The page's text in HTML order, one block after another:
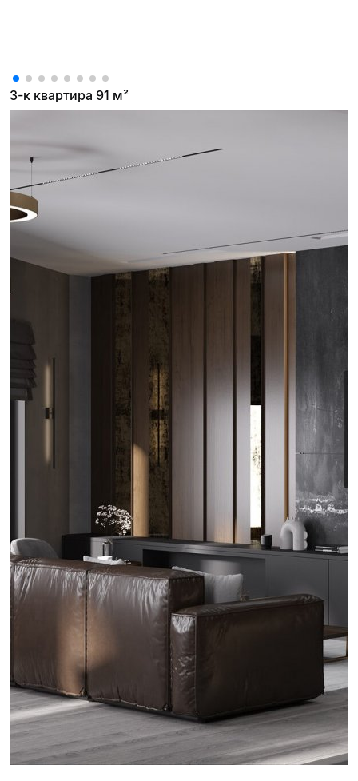
3-к квартира 91 м²